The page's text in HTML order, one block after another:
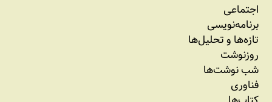
اجتماعی
برنامه‏‌نویسی
تازه‌‌ها و تحلیل‌ها
روزنوشت
شب نوشت‌ها
فناوری